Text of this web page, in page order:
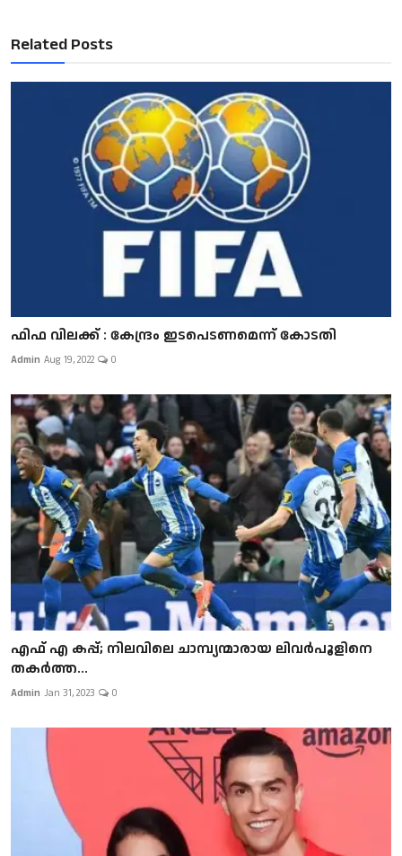
Related Posts
ഫിഫ വിലക്ക്‌ : കേന്ദ്രം ഇടപെടണമെന്ന്‌ കോടതി
Admin Aug 19, 2022 0
എഫ് എ കപ്പ്; നിലവിലെ ചാമ്പ്യന്മാരായ ലിവര്‍പൂളിനെ
തകർത്ത...
Admin Jan 31, 2023 0